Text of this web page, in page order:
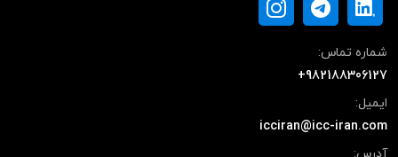
شماره تماس:
+982188306127
ایمیل:
icciran@icc-iran.com